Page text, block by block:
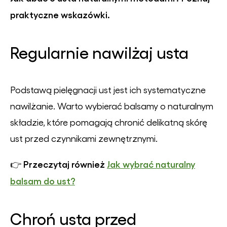
praktyczne wskazówki.
Regularnie nawilżaj usta
Podstawą pielęgnacji ust jest ich systematyczne
nawilżanie. Warto wybierać balsamy o naturalnym
składzie, które pomagają chronić delikatną skórę
ust przed czynnikami zewnętrznymi.
👉 Przeczytaj również Jak wybrać naturalny
balsam do ust?
Chroń usta przed